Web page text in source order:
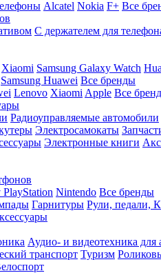
Alcatel Nokia F+ Все
C держателем для
Xiaomi Samsung Galaxy Watch
Samsung Huawei Все бренды
Lenovo Xiaomi Apple Все
Радиоуправляемые автомобили
Электросамокаты
Электронные книги
PlayStation Nintendo Все бренды
Гарнитуры Рули, педали,
Аудио- и видеотехника для
транспорт Туризм